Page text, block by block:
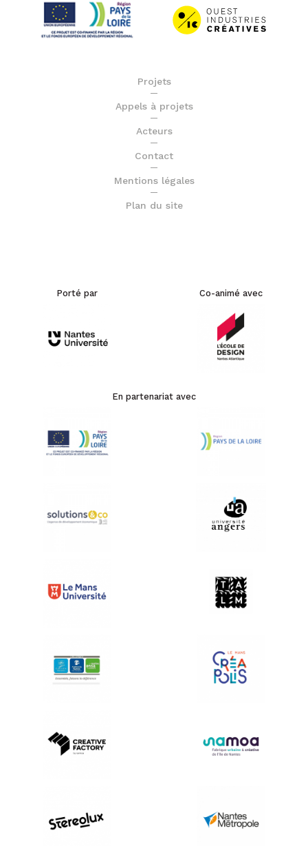
Projets
Appels à projets
Acteurs
Contact
Mentions légales
Plan du site
Porté par Co-animé avec
En partenariat avec